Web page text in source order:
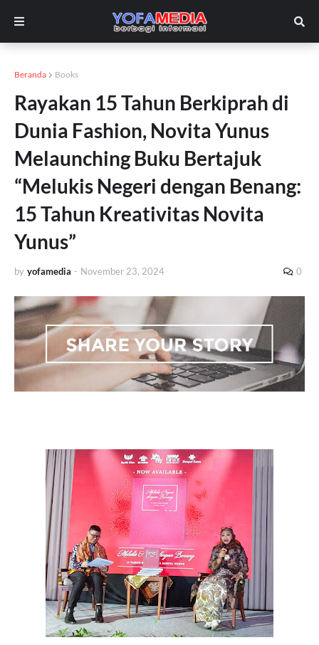
Beranda Books
Rayakan 15 Tahun Berkiprah di
Dunia Fashion, Novita Yunus
Melaunching Buku Bertajuk
“Melukis Negeri dengan Benang:
15 Tahun Kreativitas Novita
Yunus”
by yofamedia - November 23, 2024 0